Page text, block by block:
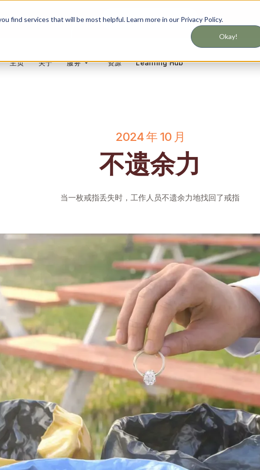
find services that will be most helpful. Learn more in our Privacy Policy.
Okay!
千万不要错过服务更新
主页 关于 服务 资源 Learning Hub
2024 年 10 月
不遗余力
当一枚戒指丢失时，工作人员不遗余力地找回了戒指